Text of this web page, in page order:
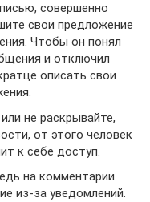
совершенно
свои предложение
Чтобы он понял
и отключил
описать свои
не раскрывайте,
от этого человек
к себе доступ.
на комментарии
из-за уведомлений.